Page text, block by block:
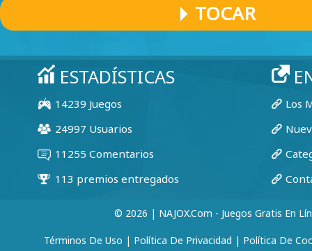
TOCAR
© 2026 | NAJOX.com - Juegos Gratis En
Términos De Uso | Política De Privacidad | Política De